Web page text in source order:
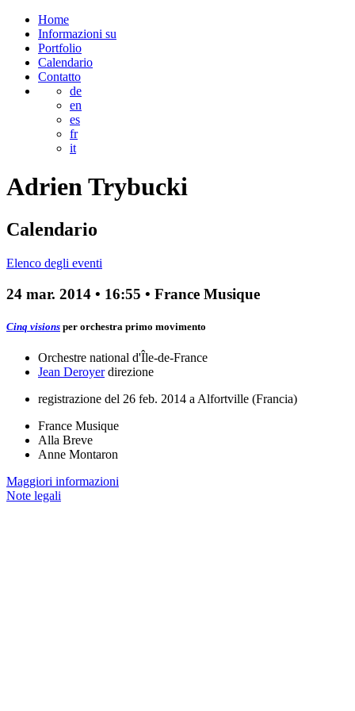
Home
Informazioni su
Portfolio
Calendario
Contatto
de
en
es
fr
it
AdrienTrybucki
Calendario
Elenco degli eventi
24 mar. 2014 • 16:55 • France Musique
Cinq visions per orchestra primo movimento
Orchestre national d'Île-de-France
Jean Deroyer direzione
registrazione del 26 feb. 2014 a Alfortville (Francia)
France Musique
Alla Breve
Anne Montaron
Maggiori informazioni
Note legali